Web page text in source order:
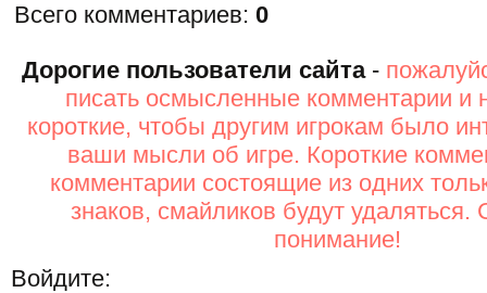
Всего комментариев: 0
Дорогие пользователи сайта-
писать осмысленные комментарии и
короткие, чтобы другим игрокам было
ваши мысли об игре. Короткие
комментарии состоящие из одних
знаков, смайликов будут удаляться.
понимание!
Войдите: